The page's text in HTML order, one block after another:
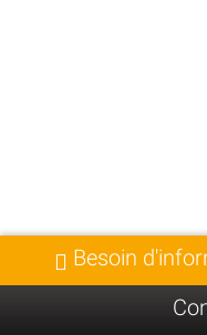
Besoin